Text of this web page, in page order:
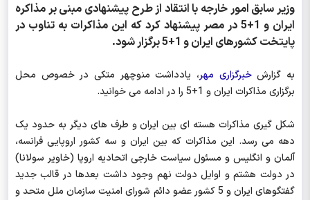
وزیر سابق امور خارجه با انتقاد از طرح پیشنهادی مبنی بر مذاکره
ایران و 1+5 در مصر پیشنهاد کرد که این مذاکرات به تناوب در
پایتخت کشورهای ایران و 1+5 برگزار شود.
به گزارشخبرگزاری مهر، یادداشت منوچهر متکی در خصوص محل
برگزاری مذاکرات ایران و 1+5 را در ادامه می خوانید.
شکل گیری مذاکرات هسته ای بین ایران و طرف های دیگر به حدود یک
دهه می رسد. این مذاکرات که بین ایران و سه کشور اروپایی فرانسه،
آلمان و انگلیس و مسئول سیاست خارجی اتحادیه اروپا (خاویر سولانا)
در دولت هشتم و اوایل دولت نهم وجود داشت بعدها در قالب جدید
گفتگوهای ایران و 5 کشور عضو دائم شورای امنیت سازمان ملل متحد و